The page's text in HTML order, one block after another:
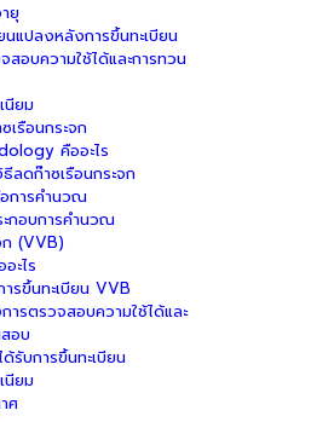
ยุ
นแปลงหลังการขึ้นทะเบียน
สอบความใช้ได้และการทวน
นียม
เรือนกระจก
คืออะไร
ธีลดก๊าซเรือนกระจก
การคำนวณ
กอบการคำนวณ
ก (VVB)
ะไร
รขึ้นทะเบียน VVB
ารตรวจสอบความใช้ได้และ
อบ
รับการขึ้นทะเบียน
นียม
ศ